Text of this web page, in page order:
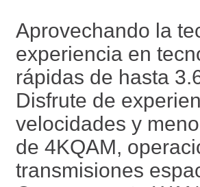
Aprovechando la
experiencia en
rápidas de hasta
Disfrute de
velocidades y
de 4KQAM,
transmisiones